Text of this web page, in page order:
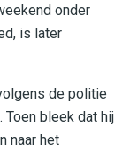
onder
is later
de politie
Toen bleek dat hij
naar het